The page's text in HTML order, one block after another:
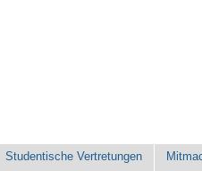
Studentische Vertretungen